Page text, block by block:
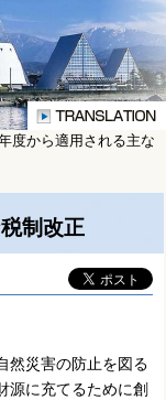
度から適用される主な
制改正
然災害の防止を図る
源に充てるために創